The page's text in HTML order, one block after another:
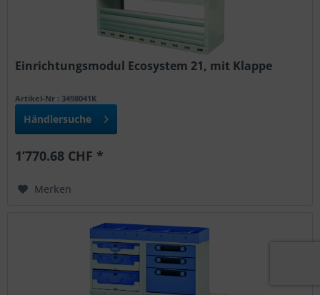
Einrichtungsmodul Ecosystem 21, mit Klappe
Artikel-Nr : 3498041K
Händlersuche
1’770.68 CHF *
Merken